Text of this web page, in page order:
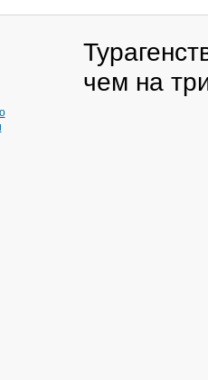
чем на